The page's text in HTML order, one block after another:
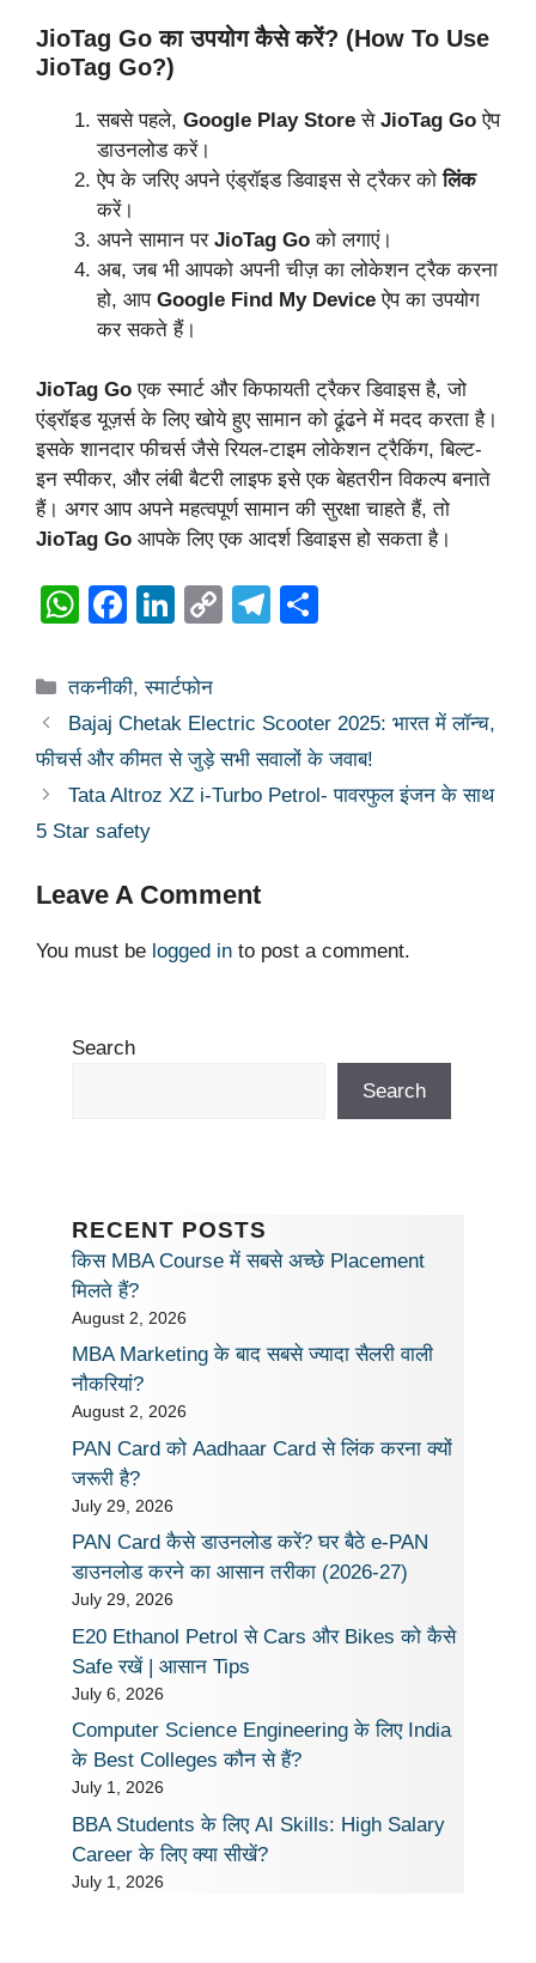
JioTag Go का उपयोग कैसे करें? (How To Use
JioTag Go?)
सबसे पहले, Google Play Store से JioTag Go ऐप
डाउनलोड करें।
ऐप के जरिए अपने एंड्रॉइड डिवाइस से ट्रैकर कोलिंक
करें।
अपने सामान पर JioTag Go को लगाएं।
अब, जब भी आपको अपनी चीज़ का लोकेशन ट्रैक करना
हो, आप Google Find My Device ऐप का उपयोग
कर सकते हैं।
JioTag Go एक स्मार्ट और किफायती ट्रैकर डिवाइस है, जो
एंड्रॉइड यूज़र्स के लिए खोये हुए सामान को ढूंढने में मदद करता है।
इसके शानदार फीचर्स जैसे रियल-टाइम लोकेशन ट्रैकिंग, बिल्ट-
इन स्पीकर, और लंबी बैटरी लाइफ इसे एक बेहतरीन विकल्प बनाते
हैं। अगर आप अपने महत्वपूर्ण सामान की सुरक्षा चाहते हैं, तो
JioTag Go आपके लिए एक आदर्श डिवाइस हो सकता है।
W
at
s
A
p
p
F
c
e
b
o
o
Li
k
e
dI
n
C
y
Li
n
T
gr
a
m
e
Categories
तकनीकी,स्मार्टफोन
Bajaj Chetak Electric Scooter 2025: भारत में लॉन्च,
फीचर्स और कीमत से जुड़े सभी सवालों के जवाब!
Tata Altroz XZ i-Turbo Petrol- पावरफुल इंजन के साथ
5 Star safety
Leave A Comment
You must be logged in to post a comment.
Search
Search
RECENT POSTS
किस MBA Course में सबसे अच्छे Placement
मिलते हैं?
August 2, 2026
MBA Marketing के बाद सबसे ज्यादा सैलरी वाली
नौकरियां?
August 2, 2026
PAN Card को Aadhaar Card से लिंक करना क्यों
जरूरी है?
July 29, 2026
PAN Card कैसे डाउनलोड करें? घर बैठे e-PAN
डाउनलोड करने का आसान तरीका (2026-27)
July 29, 2026
E20 Ethanol Petrol से Cars और Bikes को कैसे
Safe रखें | आसान Tips
July 6, 2026
Computer Science Engineering के लिए India
के Best Colleges कौन से हैं?
July 1, 2026
BBA Students के लिए AI Skills: High Salary
Career के लिए क्या सीखें?
July 1, 2026